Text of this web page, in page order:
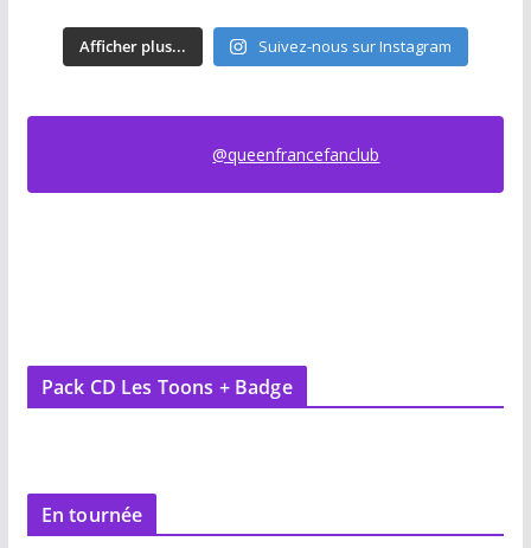
Afficher plus... Suivez-nous sur Instagram
@queenfrancefanclub
Pack CD Les Toons + Badge
En tournée